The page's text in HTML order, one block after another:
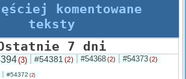
komentowane
teksty
7 dni
(3) #54381 (2) #54368(2) #54373(2)
#54372 (2)